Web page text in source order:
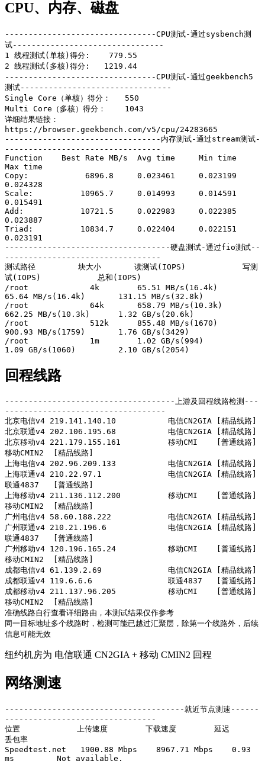
CPU、内存、磁盘
--------------------------------CPU测试-通过sysbench测
试--------------------------------
1 线程测试(单核)得分:    779.55
2 线程测试(多核)得分:   1219.44
--------------------------------CPU测试-通过geekbench5
测试--------------------------------
Single Core（单核）得分：   550
Multi Core（多核）得分：    1043
详细结果链接：
https://browser.geekbench.com/v5/cpu/24283665
---------------------------------内存测试-通过stream测试-
---------------------------------
Function    Best Rate MB/s  Avg time     Min time
Max time
Copy:            6896.8     0.023461     0.023199
0.024328
Scale:          10965.7     0.014993     0.014591
0.015491
Add:            10721.5     0.022983     0.022385
0.023887
Triad:          10834.7     0.022404     0.022151
0.023191
-----------------------------------硬盘测试-通过fio测试--
---------------------------------
测试路径         块大小       读测试(IOPS)            写测
试(IOPS)            总和(IOPS)
/root             4k        65.51 MB/s(16.4k)
65.64 MB/s(16.4k)       131.15 MB/s(32.8k)
/root             64k       658.79 MB/s(10.3k)
662.25 MB/s(10.3k)      1.32 GB/s(20.6k)
/root             512k      855.48 MB/s(1670)
900.93 MB/s(1759)       1.76 GB/s(3429)
/root             1m        1.02 GB/s(994)
1.09 GB/s(1060)         2.10 GB/s(2054)
回程线路
------------------------------------上游及回程线路检测---
----------------------------------
北京电信v4 219.141.140.10           电信CN2GIA [精品线路]
北京联通v4 202.106.195.68           电信CN2GIA [精品线路]
北京移动v4 221.179.155.161          移动CMI    [普通线路]
移动CMIN2  [精品线路]
上海电信v4 202.96.209.133           电信CN2GIA [精品线路]
上海联通v4 210.22.97.1              电信CN2GIA [精品线路]
联通4837   [普通线路]
上海移动v4 211.136.112.200          移动CMI    [普通线路]
移动CMIN2  [精品线路]
广州电信v4 58.60.188.222            电信CN2GIA [精品线路]
广州联通v4 210.21.196.6             电信CN2GIA [精品线路]
联通4837   [普通线路]
广州移动v4 120.196.165.24           移动CMI    [普通线路]
移动CMIN2  [精品线路]
成都电信v4 61.139.2.69              电信CN2GIA [精品线路]
成都联通v4 119.6.6.6                联通4837   [普通线路]
成都移动v4 211.137.96.205           移动CMI    [普通线路]
移动CMIN2  [精品线路]
准确线路自行查看详细路由，本测试结果仅作参考
同一目标地址多个线路时，检测可能已越过汇聚层，除第一个线路外，后续
信息可能无效
纽约机房为 电信联通 CN2GIA + 移动 CMIN2 回程
网络测速
--------------------------------------就近节点测速------
--------------------------------
位置            上传速度        下载速度        延迟
丢包率
Speedtest.net   1900.88 Mbps    8967.71 Mbps    0.93
ms         Not available.